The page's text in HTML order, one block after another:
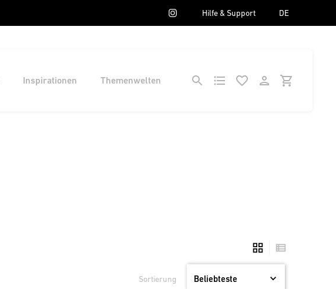
Hilfe & Support DE
Inspirationen Themenwelten
Sortierung